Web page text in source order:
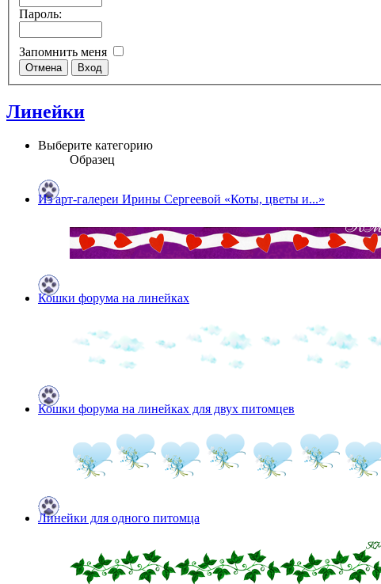
Пароль:
Запомнить меня
Линейки
Выберите категорию
Образец
Из арт-галереи Ирины Сергеевой «Коты, цветы и...»
Кошки форума на линейках
Кошки форума на линейках для двух питомцев
Линейки для одного питомца